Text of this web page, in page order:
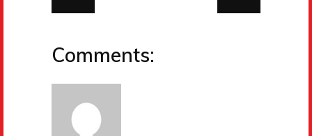
Comments: